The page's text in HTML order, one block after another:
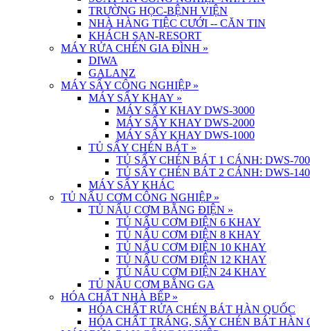
TRƯỜNG HỌC-BỆNH VIỆN
NHÀ HÀNG TIỆC CƯỚI -- CĂN TIN
KHÁCH SẠN-RESORT
MÁY RỬA CHÉN GIA ĐÌNH »
DIWA
GALANZ
MÁY SẤY CÔNG NGHIỆP »
MÁY SẤY KHAY »
MÁY SẤY KHAY DWS-3000
MÁY SẤY KHAY DWS-2000
MÁY SẤY KHAY DWS-1000
TỦ SẤY CHÉN BÁT »
TỦ SẤY CHÉN BÁT 1 CÁNH: DWS-700
TỦ SẤY CHÉN BÁT 2 CÁNH: DWS-
MÁY SẤY KHÁC
TỦ NẤU CƠM CÔNG NGHIỆP »
TỦ NẤU CƠM BẰNG ĐIỆN »
TỦ NẤU CƠM ĐIỆN 6 KHAY
TỦ NẤU CƠM ĐIỆN 8 KHAY
TỦ NẤU CƠM ĐIỆN 10 KHAY
TỦ NẤU CƠM ĐIỆN 12 KHAY
TỦ NẤU CƠM ĐIỆN 24 KHAY
TỦ NẤU CƠM BẰNG GA
HÓA CHẤT NHÀ BẾP »
HÓA CHẤT RỬA CHÉN BÁT HÀN QUỐC
HÓA CHẤT TRÁNG, SẤY CHÉN BÁT HÀN